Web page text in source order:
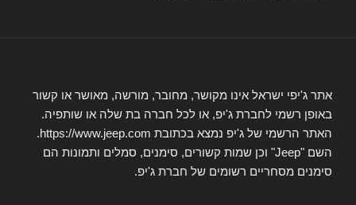
אתר ג'יפי ישראל אינו מקושר, מחובר, מורשה, מאושר או קשור
באופן רשמי לחברת ג'יפ, או לכל חברה בת שלה או שותפיה.
האתר הרשמי של ג'יפ נמצא בכתובת https://www.jeep.com.
השם "Jeep" וכן שמות קשורים, סימנים, סמלים ותמונות הם
סימנים מסחריים רשומים של חברת ג'יפ.